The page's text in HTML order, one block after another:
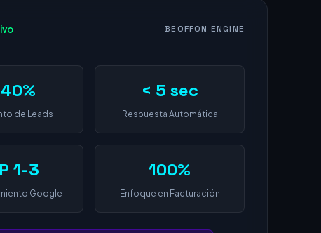
de Leads
< 5 sec
Respuesta Automática
1-3
Google
100%
Enfoque en Facturación